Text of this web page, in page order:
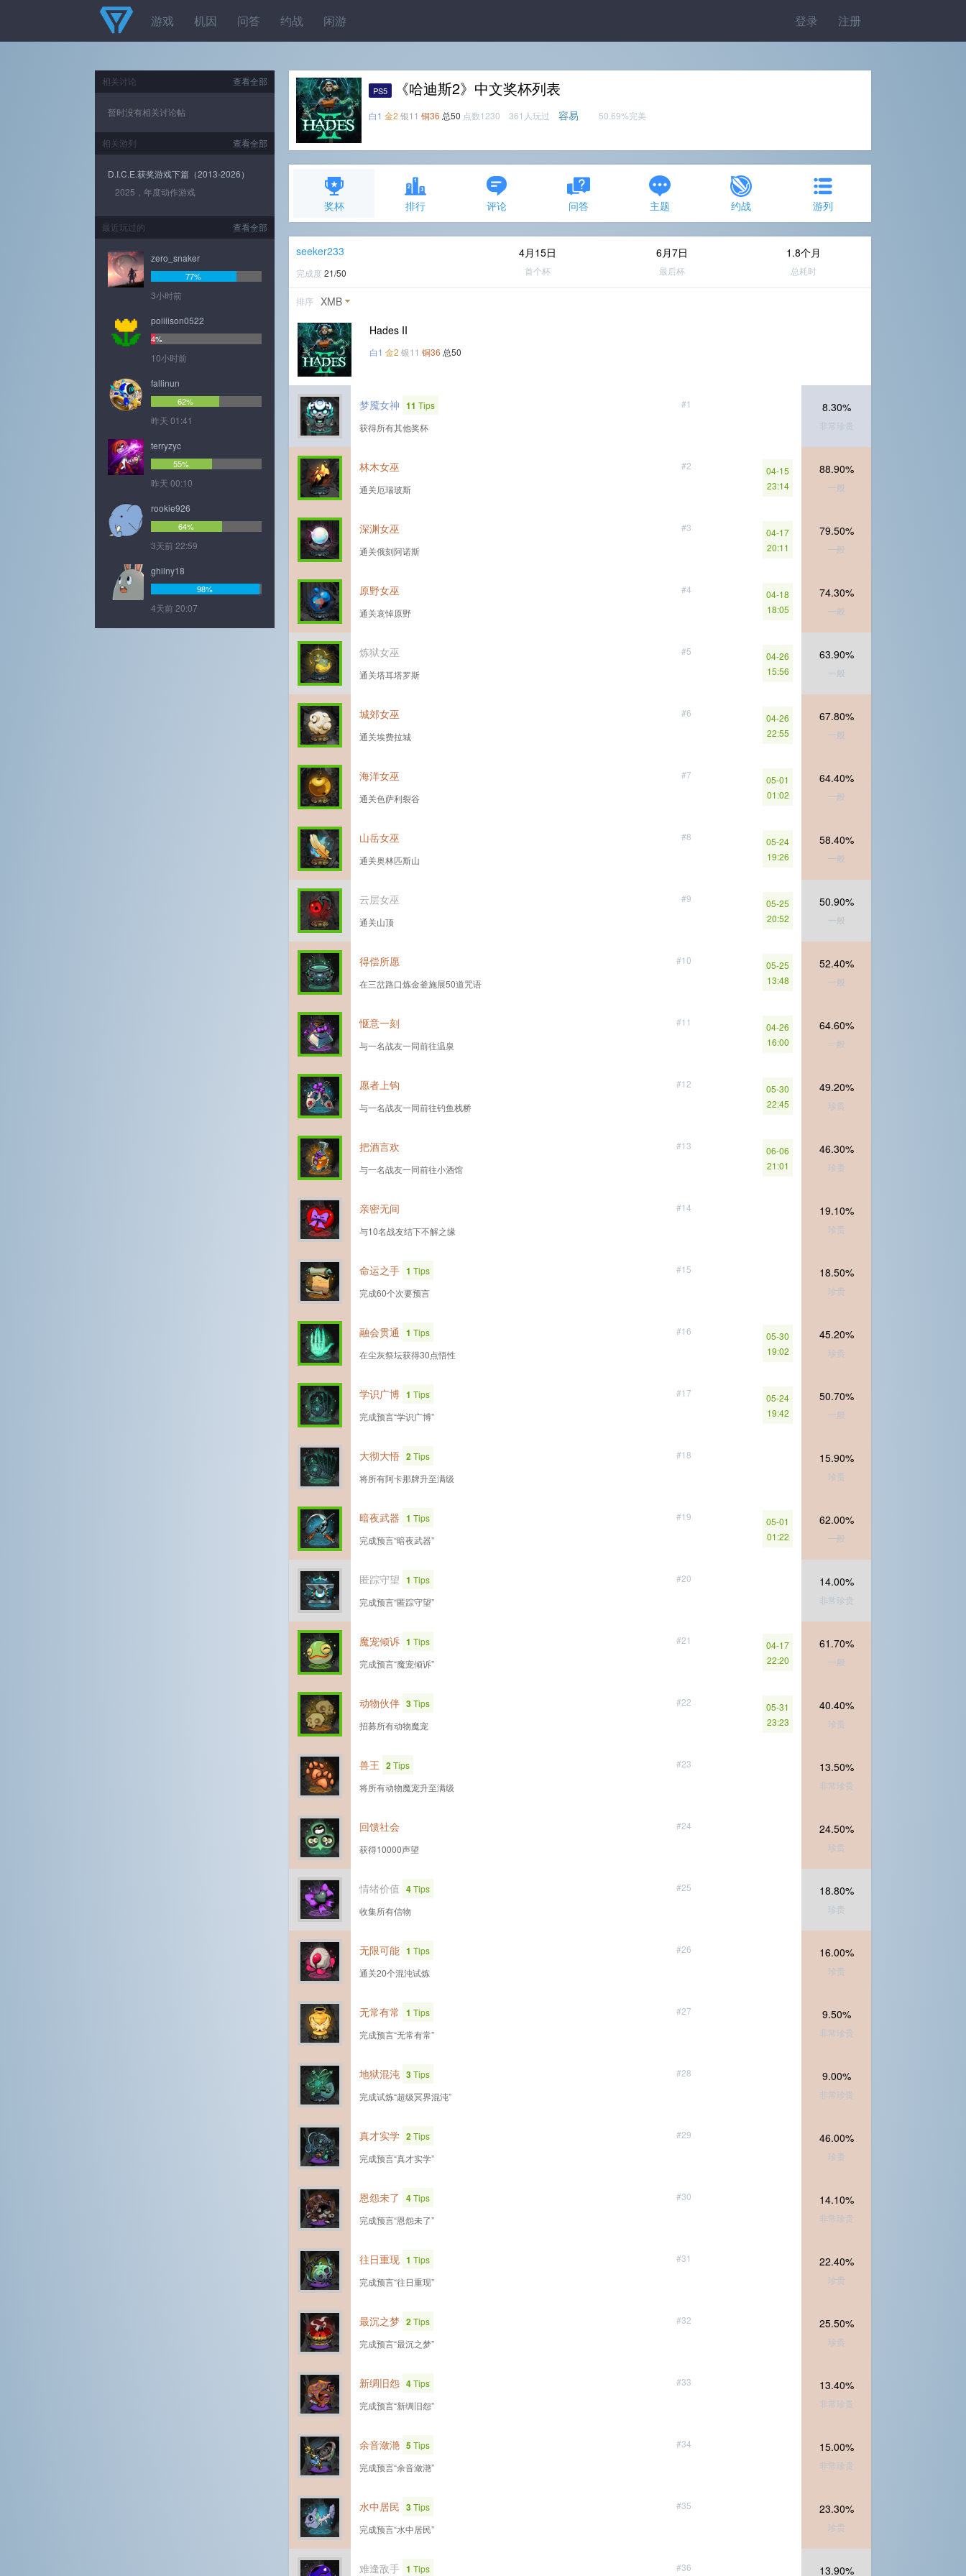
登录 注册
游戏 机因 问答 约战 闲游
PS5 《哈迪斯2》中文奖杯列表
白1 金2 银11 铜36 总50 点数1230 361人玩过 容易 50.69%完美
奖杯 排行 评论 问答 主题 约战 游列
seeker233
完成度 21/50
4月15日
首个杯
6月7日
最后杯
1.8个月
总耗时
排序 XMB
Hades II
白1 金2 银11 铜36 总50
#1
梦魇女神 11 Tips
获得所有其他奖杯
8.30%
非常珍贵
#2
林木女巫
通关厄瑞玻斯
04-15
23:14
88.90%
一般
#3
深渊女巫
通关俄刻阿诺斯
04-17
20:11
79.50%
一般
#4
原野女巫
通关哀悼原野
04-18
18:05
74.30%
一般
#5
炼狱女巫
通关塔耳塔罗斯
04-26
15:56
63.90%
一般
#6
城郊女巫
通关埃费拉城
04-26
22:55
67.80%
一般
#7
海洋女巫
通关色萨利裂谷
05-01
01:02
64.40%
一般
#8
山岳女巫
通关奥林匹斯山
05-24
19:26
58.40%
一般
#9
云层女巫
通关山顶
05-25
20:52
50.90%
一般
#10
得偿所愿
在三岔路口炼金釜施展50道咒语
05-25
13:48
52.40%
一般
#11
惬意一刻
与一名战友一同前往温泉
04-26
16:00
64.60%
一般
#12
愿者上钩
与一名战友一同前往钓鱼栈桥
05-30
22:45
49.20%
珍贵
#13
把酒言欢
与一名战友一同前往小酒馆
06-06
21:01
46.30%
珍贵
#14
亲密无间
与10名战友结下不解之缘
19.10%
珍贵
#15
命运之手 1 Tips
完成60个次要预言
18.50%
珍贵
#16
融会贯通 1 Tips
在尘灰祭坛获得30点悟性
05-30
19:02
45.20%
珍贵
#17
学识广博 1 Tips
完成预言“学识广博”
05-24
19:42
50.70%
一般
#18
大彻大悟 2Tips
将所有阿卡那牌升至满级
15.90%
珍贵
#19
暗夜武器 1 Tips
完成预言“暗夜武器”
05-01
01:22
62.00%
一般
#20
匿踪守望 1 Tips
完成预言“匿踪守望”
14.00%
非常珍贵
#21
魔宠倾诉 1 Tips
完成预言“魔宠倾诉”
04-17
22:20
61.70%
一般
#22
动物伙伴 3Tips
招募所有动物魔宠
05-31
23:23
40.40%
珍贵
#23
兽王 2Tips
将所有动物魔宠升至满级
13.50%
非常珍贵
#24
回馈社会
获得10000声望
24.50%
珍贵
#25
情绪价值 4Tips
收集所有信物
18.80%
珍贵
#26
无限可能 1 Tips
通关20个混沌试炼
16.00%
珍贵
#27
无常有常 1 Tips
完成预言“无常有常”
9.50%
非常珍贵
#28
地狱混沌 3Tips
完成试炼“超级冥界混沌”
9.00%
非常珍贵
#29
真才实学 2Tips
完成预言“真才实学”
46.00%
珍贵
#30
恩怨未了 4Tips
完成预言“恩怨未了”
14.10%
非常珍贵
#31
往日重现 1 Tips
完成预言“往日重现”
22.40%
珍贵
#32
最沉之梦 2Tips
完成预言“最沉之梦”
25.50%
珍贵
#33
新绸旧怨 4Tips
完成预言“新绸旧怨”
13.40%
非常珍贵
#34
余音潋滟 5Tips
完成预言“余音潋滟”
15.00%
非常珍贵
#35
水中居民 3Tips
完成预言“水中居民”
23.30%
珍贵
#36
难逢敌手 1 Tips 13.90%
查看全部
相关讨论
暂时没有相关讨论帖
查看全部
相关游列
D.I.C.E.获奖游戏下篇（2013-2026）
2025，年度动作游戏
查看全部
最近玩过的
zero_snaker
77%
3小时前
poiiiison0522
4%
10小时前
fallinun
62%
昨天 01:41
terryzyc
55%
昨天 00:10
rookie926
64%
3天前 22:59
ghilny18
98%
4天前 20:07